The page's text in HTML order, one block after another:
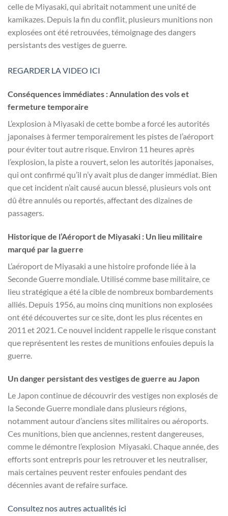
celle de Miyasaki, qui abritait notamment une unité de
kamikazes. Depuis la fin du conflit, plusieurs munitions non
explosées ont été retrouvées, témoignage des dangers
persistants des vestiges de guerre.
REGARDER LA VIDEO ICI
Conséquences immédiates : Annulation des vols et
fermeture temporaire
L’explosion à Miyasaki de cette bombe a forcé les autorités
japonaises à fermer temporairement les pistes de l’aéroport
pour éviter tout autre risque. Environ 11 heures après
l’explosion, la piste a rouvert, selon les autorités japonaises,
qui ont confirmé qu’il n’y avait plus de danger immédiat. Bien
que cet incident n’ait causé aucun blessé, plusieurs vols ont
dû être annulés ou reportés, affectant des dizaines de
passagers.
Historique de l’Aéroport de Miyasaki : Un lieu militaire
marqué par la guerre
L’aéroport de Miyasaki a une histoire profonde liée à la
Seconde Guerre mondiale. Utilisé comme base militaire, ce
lieu stratégique a été la cible de nombreux bombardements
alliés. Depuis 1956, au moins cinq munitions non explosées
ont été découvertes sur ce site, dont les plus récentes en
2011 et 2021. Ce nouvel incident rappelle le risque constant
que représentent les restes de munitions enfouies depuis la
guerre.
Un danger persistant des vestiges de guerre au Japon
Le Japon continue de découvrir des vestiges non explosés de
la Seconde Guerre mondiale dans plusieurs régions,
notamment autour d’anciens sites militaires ou aéroports.
Ces munitions, bien que anciennes, restent dangereuses,
comme le démontre l’explosion Miyasaki. Chaque année, des
efforts sont entrepris pour les retrouver et les neutraliser,
mais certaines peuvent rester enfouies pendant des
décennies avant de refaire surface.
Consultez nos autres actualités ici